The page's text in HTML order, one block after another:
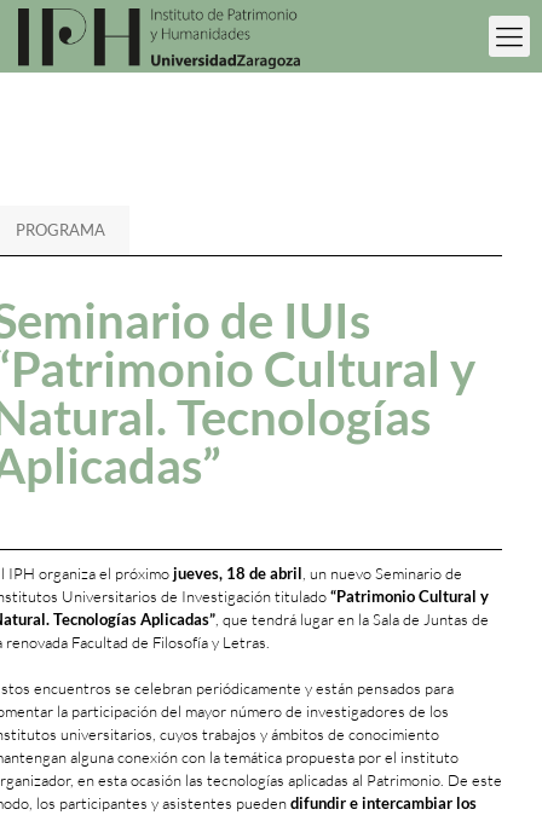
PROGRAMA
de IUIs
Cultural y
Tecnologías
IPH organiza el próximojueves, 18 de abril , un nuevo Seminario de
Universitarios de Investigación titulado“Patrimonio Cultural y
Tecnologías Aplicadas” , que tendrá lugar en la Sala de Juntas de
renovada Facultad de Filosofía y Letras.
encuentros se celebran periódicamente y están pensados para
la participación del mayor número de investigadores de los
universitarios, cuyos trabajos y ámbitos de conocimiento
alguna conexión con la temática propuesta por el instituto
en esta ocasión las tecnologías aplicadas al Patrimonio. De este
los participantes y asistentes puedendifundir e intercambiar los